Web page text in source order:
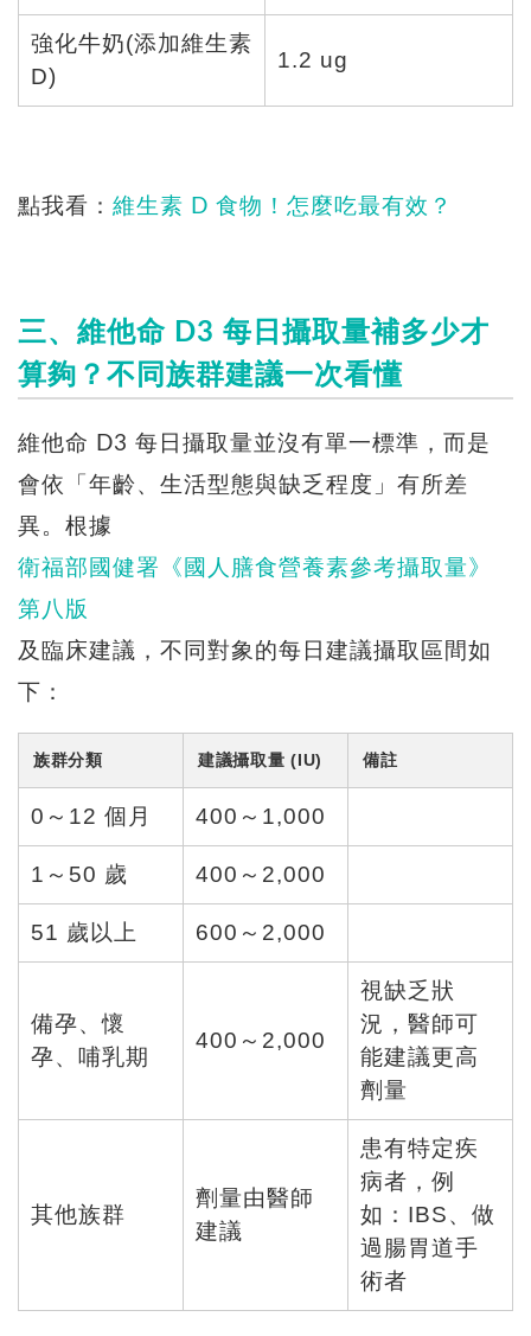
強化牛奶(添加維生素
D)
1.2 ug
點我看： 維生素 D 食物！怎麼吃最有效？
三、維他命 D3 每日攝取量補多少才
算夠？不同族群建議一次看懂
維他命 D3 每日攝取量並沒有單一標準，而是
會依「年齡、生活型態與缺乏程度」有所差
異。根據
衛福部國健署《國人膳食營養素參考攝取量》
第八版
及臨床建議，不同對象的每日建議攝取區間如
下：
族群分類 建議攝取量 (IU) 備註
0～12 個月 400～1,000
1～50 歲 400～2,000
51 歲以上 600～2,000
備孕、懷
孕、哺乳期
400～2,000
視缺乏狀
況，醫師可
能建議更高
劑量
其他族群
劑量由醫師
建議
患有特定疾
病者，例
如：IBS、做
過腸胃道手
術者